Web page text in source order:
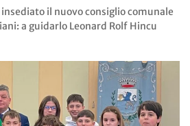
insediato il nuovo consiglio comunale
a guidarlo Leonard Rolf Hincu